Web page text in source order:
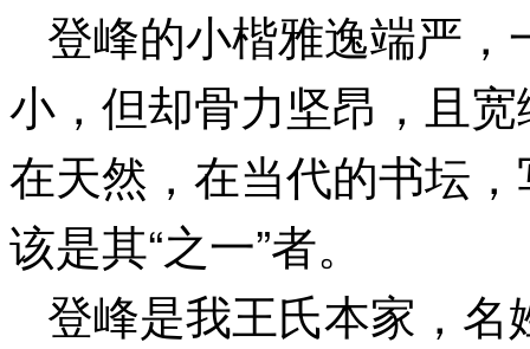
登峰的小楷雅逸端严
小，但却骨力坚昂，且
在天然，在当代的书坛
该是其“之一”者。
登峰是我王氏本家，名